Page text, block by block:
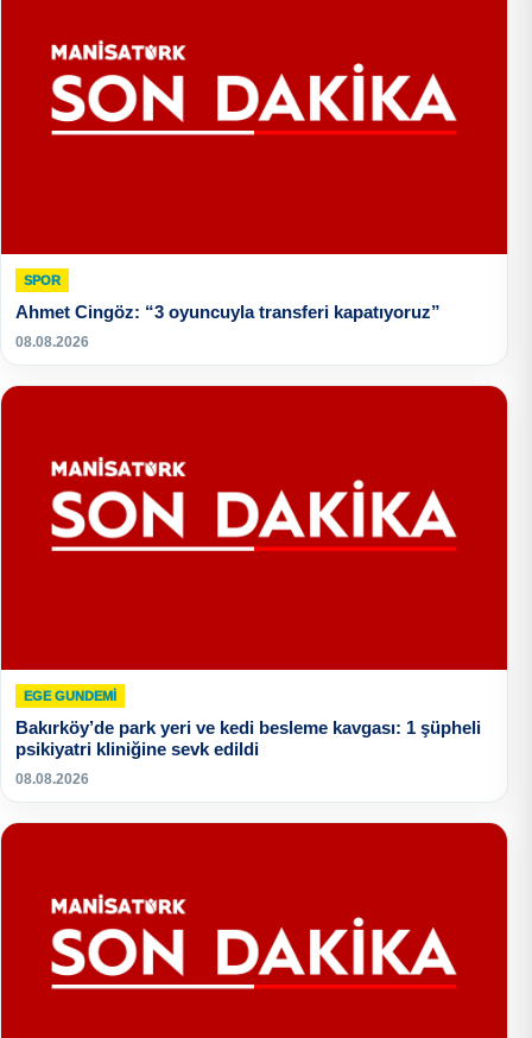
SPOR
Ahmet Cingöz: “3 oyuncuyla transferi kapatıyoruz”
08.08.2026
EGE GUNDEMİ
Bakırköy’de park yeri ve kedi besleme kavgası: 1 şüpheli
psikiyatri kliniğine sevk edildi
08.08.2026